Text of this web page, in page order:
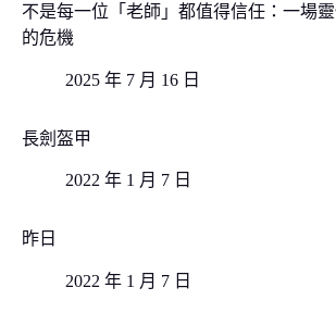
不是每一位「老師」都值得信任：一場
的危機
2025 年 7 月 16 日
長劍盔甲
2022 年 1 月 7 日
昨日
2022 年 1 月 7 日